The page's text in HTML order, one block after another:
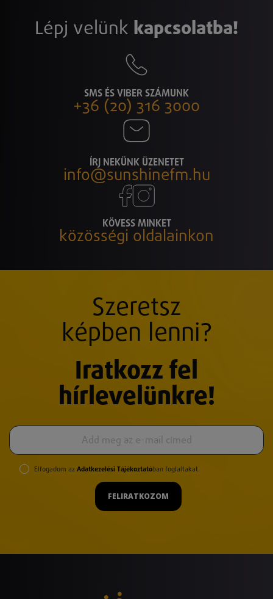
Lépj velünk kapcsolatba!
SMS ÉS VIBER SZÁMUNK
+36 (20) 316 3000
ÍRJ NEKÜNK ÜZENETET
info@sunshinefm.hu
KÖVESS MINKET
közösségi oldalainkon
Szeretsz
képben lenni?
Iratkozz fel
hírlevelünkre!
Elfogadom az Adatkezelési Tájékoztatóban foglaltakat.
FELIRATKOZOM